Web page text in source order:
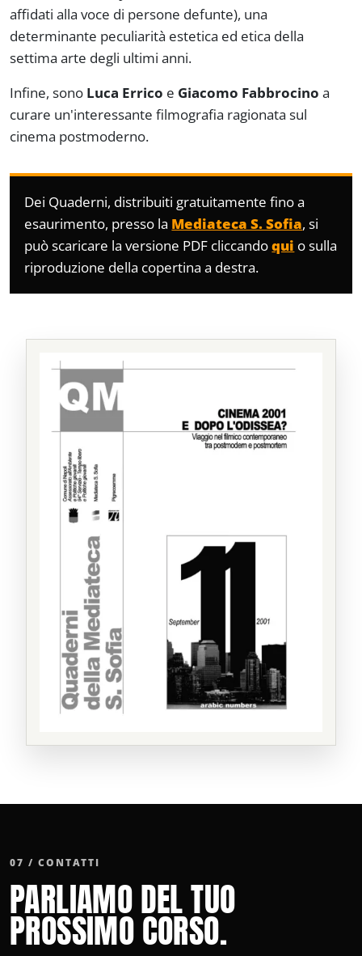
affidati alla voce di persone defunte), una
determinante peculiarità estetica ed etica della
settima arte degli ultimi anni.
Infine, sono Luca Errico e Giacomo Fabbrocino a
curare un'interessante filmografia ragionata sul
cinema postmoderno.
Dei Quaderni, distribuiti gratuitamente fino a
esaurimento, presso la Mediateca S. Sofia, si
può scaricare la versione PDF cliccandoqui o sulla
riproduzione della copertina a destra.
07 / CONTATTI
PARLIAMO DEL TUO
PROSSIMO CORSO.